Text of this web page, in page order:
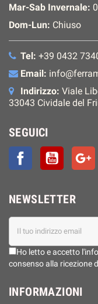
Mar-Sab Invernale:
Dom-Lun: Chiuso
Tel: +39 0432
Email:
Indirizzo: Viale
33043 Cividale del
SEGUICI
FacebookYouTube
NEWSLETTER
Ho letto e accetto
consenso alla ricezione
INFORMAZIONI